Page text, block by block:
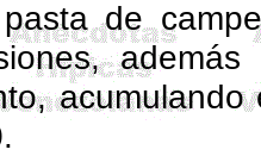
de
acumulando